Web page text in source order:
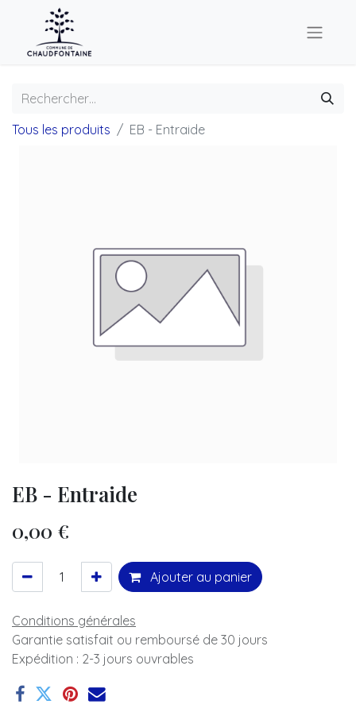
Tous les produits EB - Entraide
EB - Entraide
0,00 €
Ajouter au panier
Conditions générales
Garantie satisfait ou remboursé de 30 jours
Expédition : 2-3 jours ouvrables